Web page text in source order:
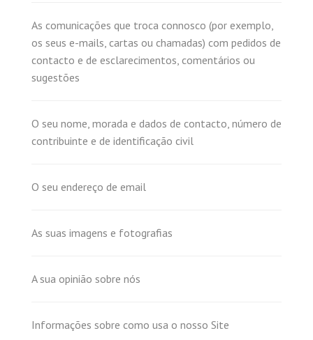
As comunicações que troca connosco (por exemplo,
os seus e-mails, cartas ou chamadas) com pedidos de
contacto e de esclarecimentos, comentários ou
sugestões
O seu nome, morada e dados de contacto, número de
contribuinte e de identificação civil
O seu endereço de email
As suas imagens e fotografias
A sua opinião sobre nós
Informações sobre como usa o nosso Site